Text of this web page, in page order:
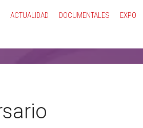
ACTUALIDAD DOCUMENTALES EXPO